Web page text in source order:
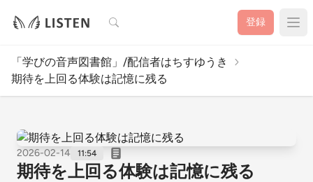
検索 登録
「学びの音声図書館」/配信者はちすゆうき
期待を上回る体験は記憶に残る
2026-02-14 11:54
期待を上回る体験は記憶に残る